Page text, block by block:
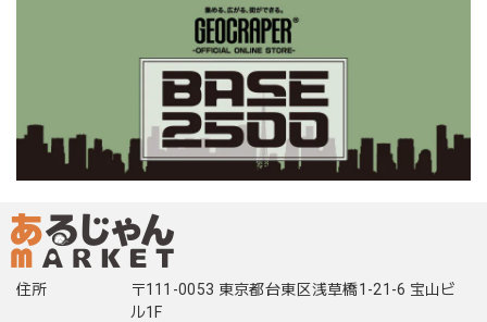
住所
〒111-0053 東京都台東区浅草橋1-21-6 宝山ビ
ル1F